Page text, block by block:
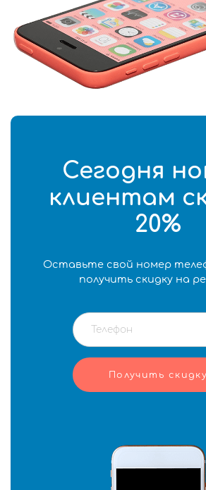
Сегодня
клиентам
20%
Оставьте свой номер
получить скидку на